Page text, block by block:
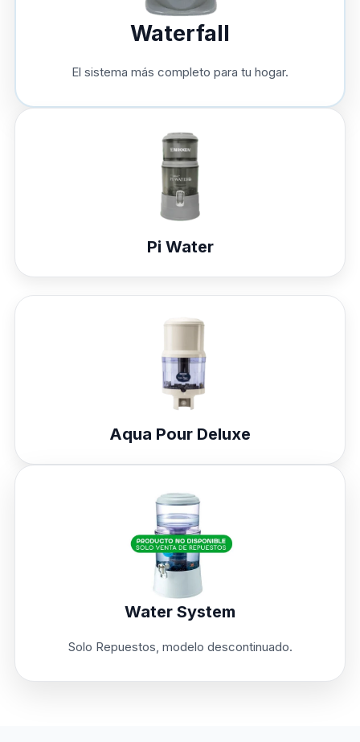
Waterfall
El sistema más completo para tu hogar.
Pi Water
Aqua Pour Deluxe
Water System
Solo Repuestos, modelo descontinuado.